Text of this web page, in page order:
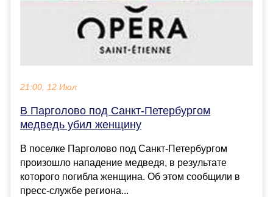
21:00, 12 Июл
В Парголово под Санкт-Петербургом
медведь убил женщину
В поселке Парголово под Санкт-Петербургом
произошло нападение медведя, в результате
которого погибла женщина. Об этом сообщили в
пресс-службе региона...